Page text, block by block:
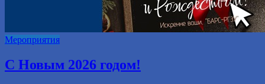
Мероприятия
С Новым 2026 годом!